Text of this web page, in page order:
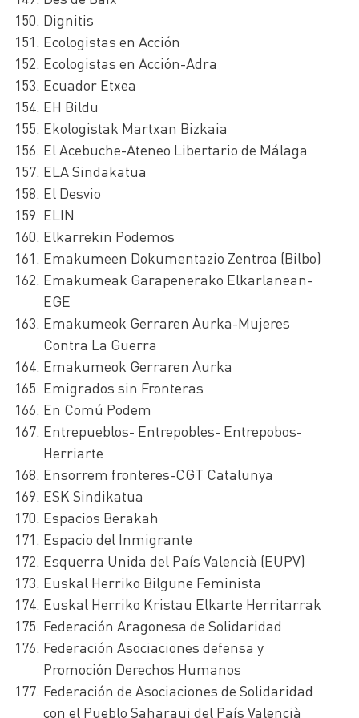
Dignitis
Ecologistas en Acción
Ecologistas en Acción-Adra
Ecuador Etxea
EH Bildu
Ekologistak Martxan Bizkaia
El Acebuche-Ateneo Libertario de Málaga
ELA Sindakatua
El Desvio
ELIN
Elkarrekin Podemos
Emakumeen Dokumentazio Zentroa (Bilbo)
Emakumeak Garapenerako Elkarlanean-
EGE
Emakumeok Gerraren Aurka-Mujeres
Contra La Guerra
Emakumeok Gerraren Aurka
Emigrados sin Fronteras
En Comú Podem
Entrepueblos- Entrepobles- Entrepobos-
Herriarte
Ensorrem fronteres-CGT Catalunya
ESK Sindikatua
Espacios Berakah
Espacio del Inmigrante
Esquerra Unida del País Valencià (EUPV)
Euskal Herriko Bilgune Feminista
Euskal Herriko Kristau Elkarte Herritarrak
Federación Aragonesa de Solidaridad
Federación Asociaciones defensa y
Promoción Derechos Humanos
Federación de Asociaciones de Solidaridad
con el Pueblo Saharaui del País Valencià